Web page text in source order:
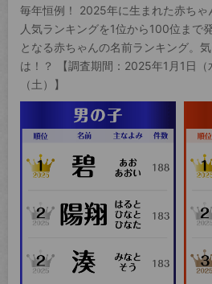
毎年恒例！ 2025年に生まれた赤ち
人気ランキングを1位から100位まで
となる赤ちゃんの名前ランキング。
は！？ 【調査期間：2025年1月1日
（土）】